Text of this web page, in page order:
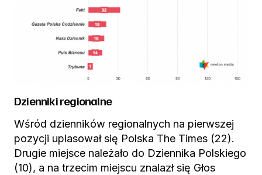
Dzienniki regionalne
Wśród dzienników regionalnych na pierwszej
pozycji uplasował się Polska The Times (22).
Drugie miejsce należało do Dziennika Polskiego
(10), a na trzecim miejscu znalazł się Głos